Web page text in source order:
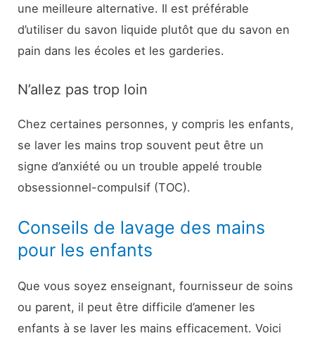
une meilleure alternative. Il est préférable
d’utiliser du savon liquide plutôt que du savon en
pain dans les écoles et les garderies.
N’allez pas trop loin
Chez certaines personnes, y compris les enfants,
se laver les mains trop souvent peut être un
signe d’anxiété ou un trouble appelé trouble
obsessionnel-compulsif (TOC).
Conseils de lavage des mains
pour les enfants
Que vous soyez enseignant, fournisseur de soins
ou parent, il peut être difficile d’amener les
enfants à se laver les mains efficacement. Voici